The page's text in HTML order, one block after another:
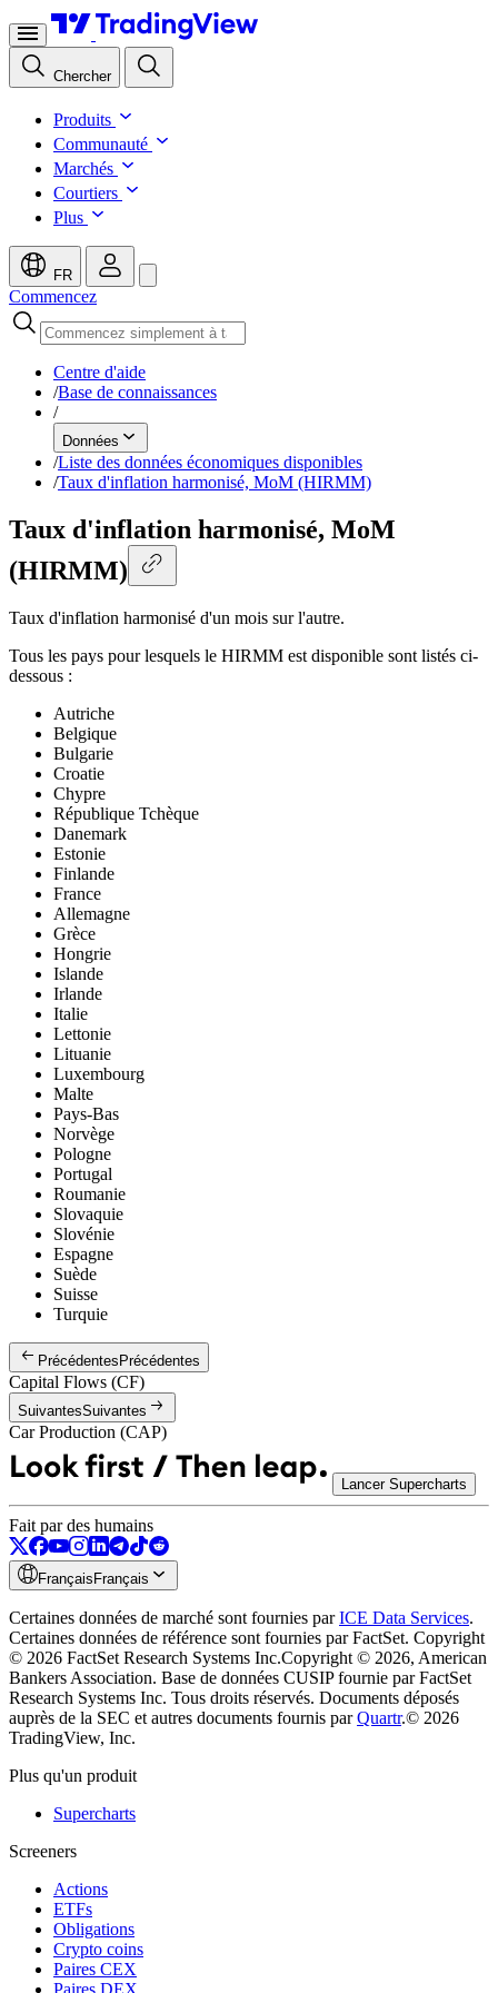
Chercher
Produits
Communauté
Marchés
Courtiers
Plus
FR
Commencez
Centre d'aide
/Base de connaissances
/
Données
/Liste des données économiques disponibles
/Taux d'inflation harmonisé, MoM (HIRMM)
Taux d'inflation harmonisé, MoM
(HIRMM)
Taux d'inflation harmonisé d'un mois sur l'autre.
Tous les pays pour lesquels le HIRMM est disponible sont listés ci-
dessous :
Autriche
Belgique
Bulgarie
Croatie
Chypre
République Tchèque
Danemark
Estonie
Finlande
France
Allemagne
Grèce
Hongrie
Islande
Irlande
Italie
Lettonie
Lituanie
Luxembourg
Malte
Pays-Bas
Norvège
Pologne
Portugal
Roumanie
Slovaquie
Slovénie
Espagne
Suède
Suisse
Turquie
Précédentes Précédentes
Capital Flows (CF)
SuivantesSuivantes
Car Production (CAP)
Lancer Supercharts
Fait par des humains
Français Français
Certaines données de marché sont fournies parICE Data Services.
Certaines données de référence sont fournies par FactSet. Copyright
© 2026 FactSet Research Systems Inc.Copyright © 2026, American
Bankers Association. Base de données CUSIP fournie par FactSet
Research Systems Inc. Tous droits réservés. Documents déposés
auprès de la SEC et autres documents fournis parQuartr.© 2026
TradingView, Inc.
Plus qu'un produit
Supercharts
Screeners
Actions
ETFs
Obligations
Crypto coins
Paires CEX
Paires DEX